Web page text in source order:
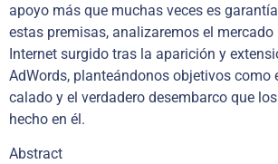
apoyo más que muchas veces es
estas premisas, analizaremos el
Internet surgido tras la aparición y
AdWords, planteándonos objetivos como
calado y el verdadero desembarco que
hecho en él.
Abstract